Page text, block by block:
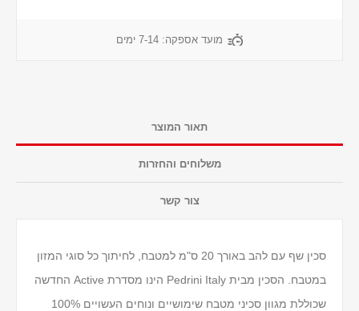
מועד אספקה: 7-14 ימים
תאור המוצר
משלוחים והחזרות
צור קשר
סכין שף עם להב באורך 20 ס"מ למטבח, לחיתוך כל סוגי המזון
במטבח. הסכין מבית Pedrini Italy הינו מסדרת Active החדשה
שכוללת מגוון סכיני מטבח שימושיים ונוחים העשויים 100%